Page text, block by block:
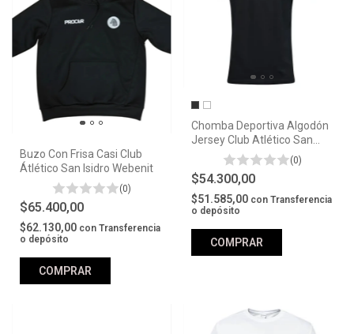
Buzo Con Frisa Casi Club
Átlético San Isidro Webenit
(0)
$65.400,00
$62.130,00 con Transferencia
o depósito
COMPRAR
Chomba Deportiva Algodón
Jersey Club Atlético San
Isidro Casi
(0)
$54.300,00
$51.585,00 con Transferencia
o depósito
COMPRAR